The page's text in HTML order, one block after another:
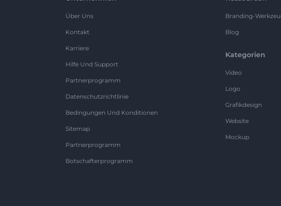
Über Uns
Kontakt
Karriere
Hilfe Und Support
Partnerprogramm
Datenschutzrichtlinie
Bedingungen Und Konditionen
Sitemap
Partnerprogramm
Botschafterprogramm
Branding-
Blog
Kategorien
Video
Logo
Grafikdesign
Website
Mockup